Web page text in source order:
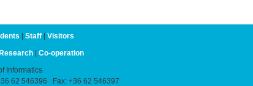
| Staff| Visitors
| Co-operation
Informatics
62 546396 Fax: +36 62 546397